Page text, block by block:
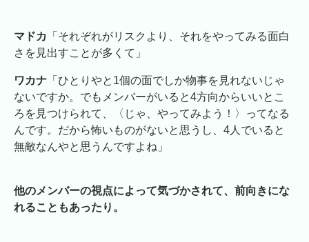
マドカ
「それぞれがリスクより、それをやってみる面白
さを見出すことが多くて」
ワカナ 「ひとりやと1個の面でしか物事を見れないじゃ
ないですか。でもメンバーがいると4方向からいいとこ
ろを見つけられて、〈じゃ、やってみよう！〉ってなる
んです。だから怖いものがないと思うし、4人でいると
無敵なんやと思うんですよね」
他のメンバーの視点によって気づかされて、前向きにな
れることもあったり。